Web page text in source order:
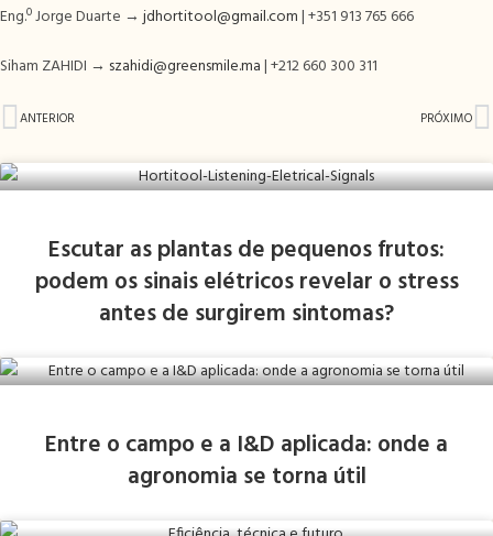
Eng.º Jorge Duarte →jdhortitool@gmail.com| +351 913 765 666
Siham ZAHIDI → szahidi@greensmile.ma| +212 660 300 311
ANTERIOR PRÓXIMO
Escutar as plantas de pequenos frutos:
podem os sinais elétricos revelar o stress
antes de surgirem sintomas?
Entre o campo e a I&D aplicada: onde a
agronomia se torna útil